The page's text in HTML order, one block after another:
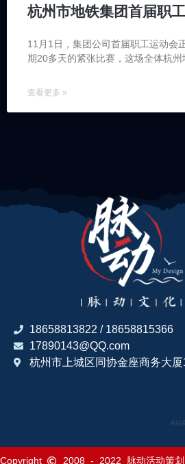
杭州市地铁集团首届职
11月1日，集团公司首届职工运动会
期20多天的紧张比赛，这场全体杭
查看更多 »
18658813822 / 18658815366
17890143@QQ.com
杭州市上城区同协金座商务大
本站
Copyright 2008 - 2022 脉动活动策划